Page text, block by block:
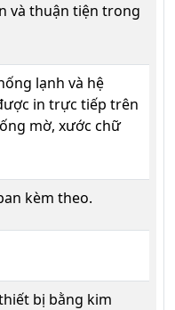
và thuận tiện trong
lạnh và hệ
in trực tiếp trên
mờ, xước chữ
kèm theo.
bị bằng kim